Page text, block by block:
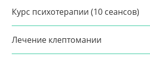
Курс психотерапии (10 сеансов)
Лечение клептомании